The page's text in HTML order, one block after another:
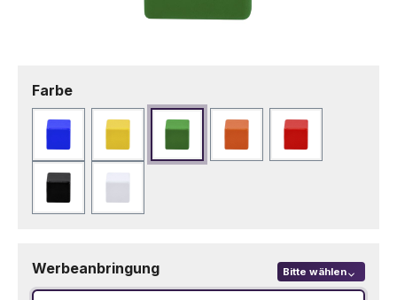
Farbeauswählen
Blau Gelb Grün Orange Rot
Schwarz
Werbeanbringung Bitte wählen